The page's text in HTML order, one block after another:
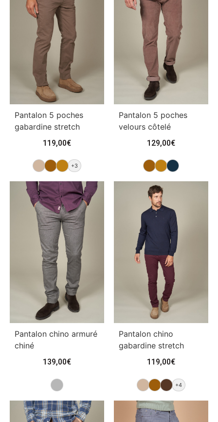
Pantalon 5 poches
gabardine stretch
119,00€
+3
Pantalon 5 poches
velours côtelé
129,00€
Pantalon chino armuré
chiné
139,00€
Pantalon chino
gabardine stretch
119,00€
+4